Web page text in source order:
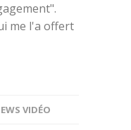
me l'a offert
VIDÉO